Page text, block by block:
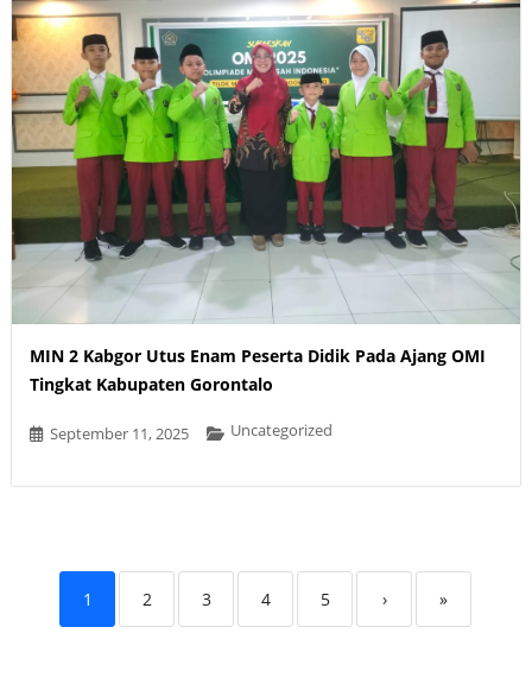
MIN 2 Kabgor Utus Enam Peserta Didik Pada Ajang OMI
Tingkat Kabupaten Gorontalo
September 11, 2025 Uncategorized
1 2 3 4 5 › »